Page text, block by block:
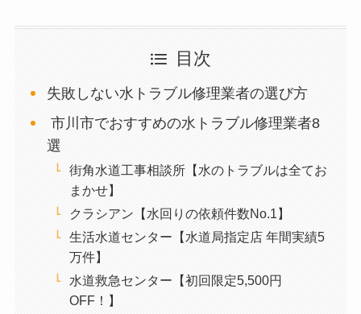
目次
失敗しない水トラブル修理業者の選び方
市川市でおすすめの水トラブル修理業者8
選
街角水道工事相談所【水のトラブルは全てお
まかせ】
クラシアン【水回りの依頼件数No.1】
生活水道センター【水道局指定店 年間実績5
万件】
水道救急センター【初回限定5,500円
OFF！】